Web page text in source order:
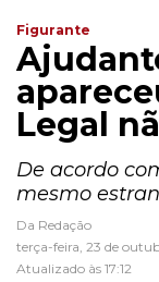
Figurante
Legal
De acordo
mesmo
Da Redação
terça-feira, 23 de
Atualizado às 17:12